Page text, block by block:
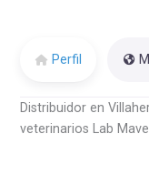
Perfil
Distribuidor en
veterinarios Lab